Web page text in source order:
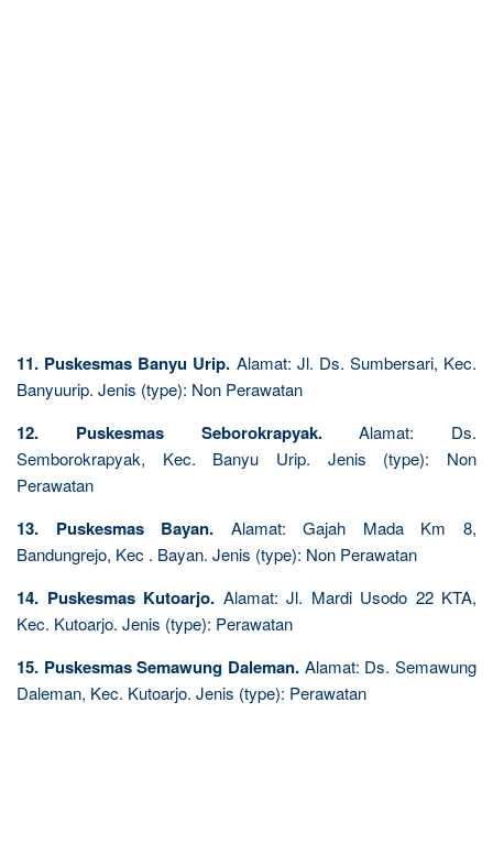
11. Puskesmas Banyu Urip. Alamat: Jl. Ds. Sumbersari, Kec.
Banyuurip. Jenis (type): Non Perawatan
12. Puskesmas Seborokrapyak.Alamat: Ds.
Semborokrapyak, Kec. Banyu Urip. Jenis (type): Non
Perawatan
13. Puskesmas Bayan. Alamat: Gajah Mada Km 8,
Bandungrejo, Kec . Bayan. Jenis (type): Non Perawatan
14. Puskesmas Kutoarjo. Alamat: Jl. Mardi Usodo 22 KTA,
Kec. Kutoarjo. Jenis (type): Perawatan
15. Puskesmas Semawung Daleman. Alamat: Ds. Semawung
Daleman, Kec. Kutoarjo. Jenis (type): Perawatan